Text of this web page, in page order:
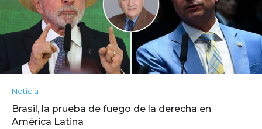
Noticia
Brasil, la prueba de fuego de la derecha en
América Latina